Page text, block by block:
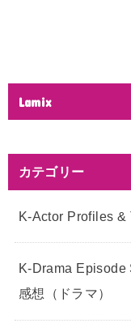
Lamix
カテゴリー
K-Actor Profiles &
K-Drama Episode
感想（ドラマ）